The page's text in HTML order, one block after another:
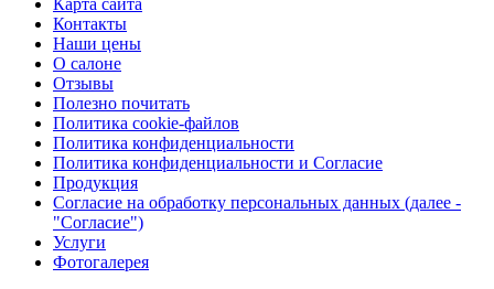
Карта сайта
Контакты
Наши цены
О салоне
Отзывы
Полезно почитать
Политика cookie-файлов
Политика конфиденциальности
Политика конфиденциальности и Согласие
Продукция
Согласие на обработку персональных данных (далее -
"Согласие")
Услуги
Фотогалерея